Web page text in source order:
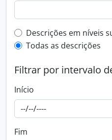
Filtro de descrição
Descrições em níveis
Todas as descrições
Filtrar por intervalo
Início
Fim